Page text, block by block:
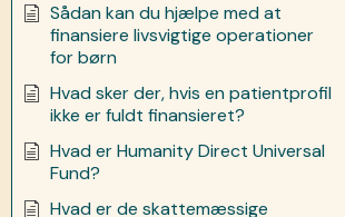
Sådan kan du hjælpe med at
finansiere livsvigtige operationer
for børn
Hvad sker der, hvis en patientprofil
ikke er fuldt finansieret?
Hvad er Humanity Direct Universal
Fund?
Hvad er de skattemæssige